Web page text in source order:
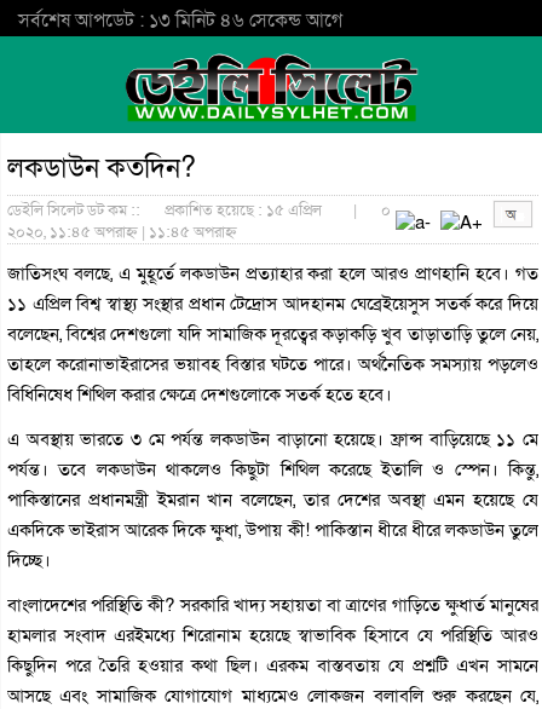
সর্বশেষ আপডেট : ১৩ মিনিট ৪৬ সেকেন্ড আগে
লকডাউন কতদিন?
ডেইলি সিলেট ডট কম ::
প্রকাশিত হয়েছে : ১৫ এপ্রিল
২০২০, ১১:৪৫ অপরাহ্ন | ১১:৪৫ অপরাহ্ন
| ০
জাতিসংঘ বলছে, এ মুহূর্তে লকডাউন প্রত্যাহার করা হলে আরও প্রাণহানি হবে। গত
১১ এপ্রিল বিশ্ব স্বাস্থ্য সংস্থার প্রধান টেদ্রোস আদহানম ঘেব্রেইয়েসুস সতর্ক করে দিয়ে
বলেছেন, বিশ্বের দেশগুলো যদি সামাজিক দূরত্বের কড়াকড়ি খুব তাড়াতাড়ি তুলে নেয়,
তাহলে করোনাভাইরাসের ভয়াবহ বিস্তার ঘটতে পারে। অর্থনৈতিক সমস্যায় পড়লেও
বিধিনিষেধ শিথিল করার ক্ষেত্রে দেশগুলোকে সতর্ক হতে হবে।
এ অবস্থায় ভারতে ৩ মে পর্যন্ত লকডাউন বাড়ানো হয়েছে। ফ্রান্স বাড়িয়েছে ১১ মে
পর্যন্ত। তবে লকডাউন থাকলেও কিছুটা শিথিল করেছে ইতালি ও স্পেন। কিন্তু,
পাকিস্তানের প্রধানমন্ত্রী ইমরান খান বলেছেন, তার দেশের অবস্থা এমন হয়েছে যে
একদিকে ভাইরাস আরেক দিকে ক্ষুধা, উপায় কী! পাকিস্তান ধীরে ধীরে লকডাউন তুলে
দিচ্ছে।
বাংলাদেশের পরিস্থিতি কী? সরকারি খাদ্য সহায়তা বা ত্রাণের গাড়িতে ক্ষুধার্ত মানুষের
হামলার সংবাদ এরইমধ্যে শিরোনাম হয়েছে স্বাভাবিক হিসাবে যে পরিস্থিতি আরও
কিছুদিন পরে তৈরি হওয়ার কথা ছিল। এরকম বাস্তবতায় যে প্রশ্নটি এখন সামনে
আসছে এবং সামাজিক যোগাযোগ মাধ্যমেও লোকজন বলাবলি শুরু করছেন যে,